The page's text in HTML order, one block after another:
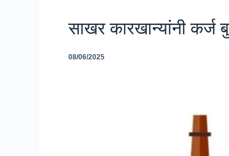
साखर कारखान्यांनी कर्ज
08/06/2025